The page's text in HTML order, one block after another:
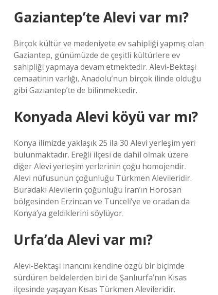
Gaziantep’te Alevi var mı?
Birçok kültür ve medeniyete ev sahipliği yapmış olan
Gaziantep, günümüzde de çeşitli kültürlere ev
sahipliği yapmaya devam etmektedir. Alevi-Bektaşi
cemaatinin varlığı, Anadolu’nun birçok ilinde olduğu
gibi Gaziantep’te de bilinmektedir.
Konyada Alevi köyü var mı?
Konya ilimizde yaklaşık 25 ila 30 Alevi yerleşim yeri
bulunmaktadır. Ereğli ilçesi de dahil olmak üzere
diğer Alevi yerleşim yerlerinin çoğu homojendir.
Alevi nüfusunun çoğunluğu Türkmen Alevileridir.
Buradaki Alevilerin çoğunluğu İran’ın Horosan
bölgesinden Erzincan ve Tunceli’ye ve oradan da
Konya’ya geldiklerini söylüyor.
Urfa’da Alevi var mı?
Alevi-Bektaşi inancını kendine özgü bir biçimde
sürdüren beldelerden biri de Şanlıurfa’nın Kısas
ilçesinde yaşayan Kısas Türkmen Alevileridir.